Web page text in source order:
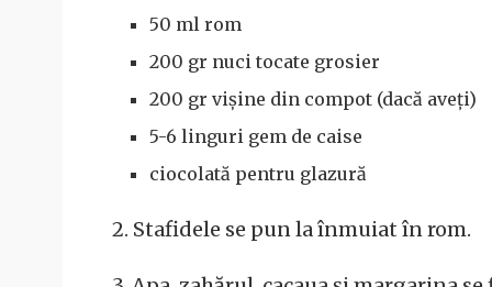
50 ml rom
200 gr nuci tocate grosier
200 gr vișine din compot (dacă aveți)
5-6 linguri gem de caise
ciocolată pentru glazură
2. Stafidele se pun la înmuiat în rom.